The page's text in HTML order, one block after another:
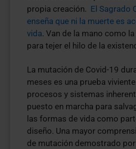
propia creación. El Sagrado
enseña que ni la muerte es
vida. Van de la mano como
para tejer el hilo de la
La mutación de Covid-19
meses es una prueba
procesos y sistemas
puesto en marcha para
las formas de vida como
diseño. Una mayor
de mutación demostrado